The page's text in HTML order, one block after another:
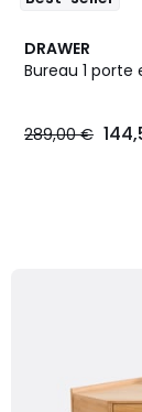
DRAWER
Bureau 1 porte
289,00 €
5
Couleurs